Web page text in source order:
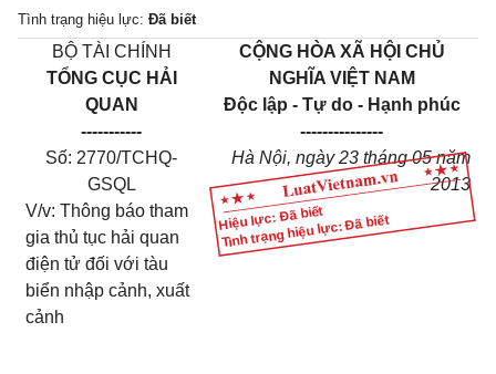
Tình trạng hiệu lực: Đã biết
Hiệu lực: Đã biết
Tình trạng hiệu lực: Đã biết
BỘ TÀI CHÍNH
TỔNG CỤC HẢI
QUAN
-----------
Số: 2770/TCHQ-
GSQL
V/v: Thông báo tham
gia thủ tục hải quan
điện tử đối với tàu
biển nhập cảnh, xuất
cảnh
CỘNG HÒA XÃ HỘI CHỦ
NGHĨA VIỆT NAM
Độc lập - Tự do - Hạnh phúc
---------------
Hà Nội, ngày 23 tháng 05 năm
2013